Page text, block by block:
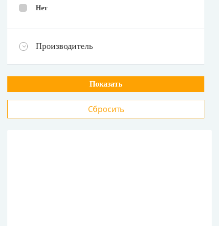
Нет
Производитель